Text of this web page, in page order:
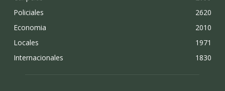
Policiales
2620
Economia
2010
Locales
1971
Internacionales
1830